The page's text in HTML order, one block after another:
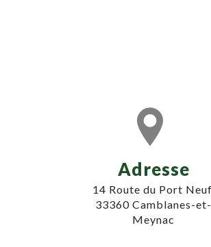
Adresse
14 Route du Port Neuf,
33360 Camblanes-et-
Meynac